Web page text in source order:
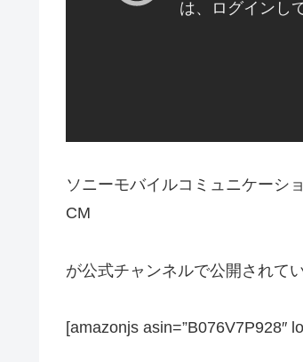
ソニーモバイルコミュニケーシ
CM
が公式チャンネルで公開されてい
[amazonjs asin=”B076V7P928″